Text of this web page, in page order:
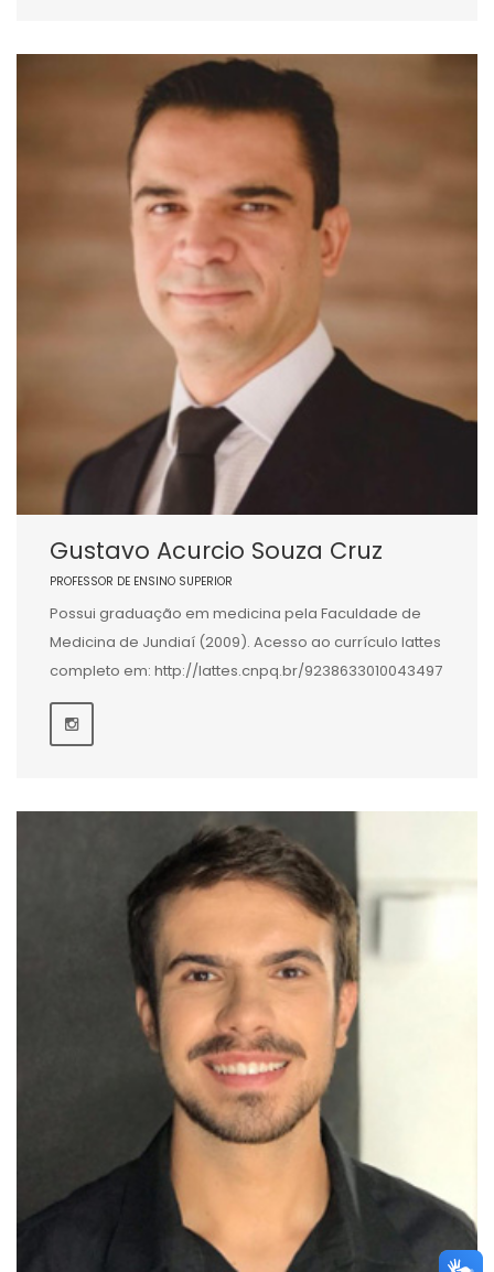
Gustavo Acurcio Souza Cruz
PROFESSOR DE ENSINO SUPERIOR
Possui graduação em medicina pela Faculdade de
Medicina de Jundiaí (2009). Acesso ao currículo lattes
completo em: http://lattes.cnpq.br/9238633010043497